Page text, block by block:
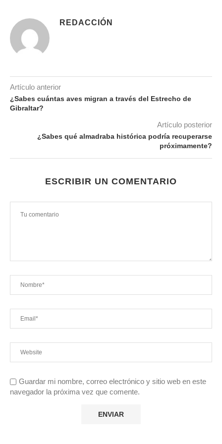
REDACCIÓN
Artículo anterior
¿Sabes cuántas aves migran a través del Estrecho de
Gibraltar?
Artículo posterior
¿Sabes qué almadraba histórica podría recuperarse
próximamente?
ESCRIBIR UN COMENTARIO
Guardar mi nombre, correo electrónico y sitio web en este
navegador la próxima vez que comente.